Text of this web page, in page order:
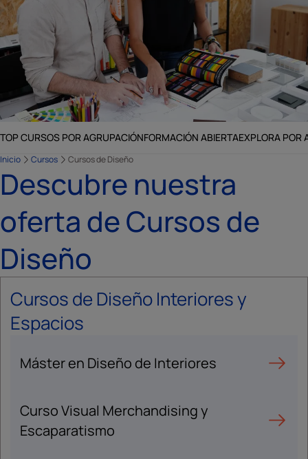
TOP CURSOS POR AGRUPACIÓNFORMACIÓN ABIERTAEXPLORA POR
Inicio Cursos Cursos de Diseño
Descubre nuestra
oferta de Cursos de
Diseño
Cursos de Diseño Interiores y
Espacios
Máster en Diseño de Interiores
Curso Visual Merchandising y
Escaparatismo